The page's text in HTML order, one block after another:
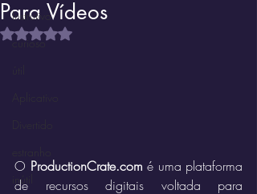
Instrutivo
curioso
inútil
Para Vídeos
Avaliado com NaN de 5 estrelas.
O ProductionCrate.com é uma plataforma